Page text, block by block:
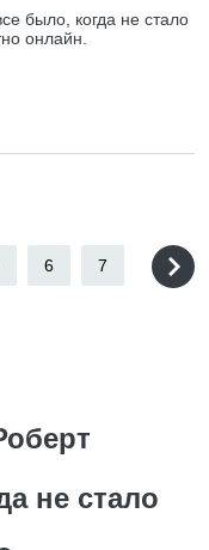
было, когда не стало
онлайн.
6 7
не стало